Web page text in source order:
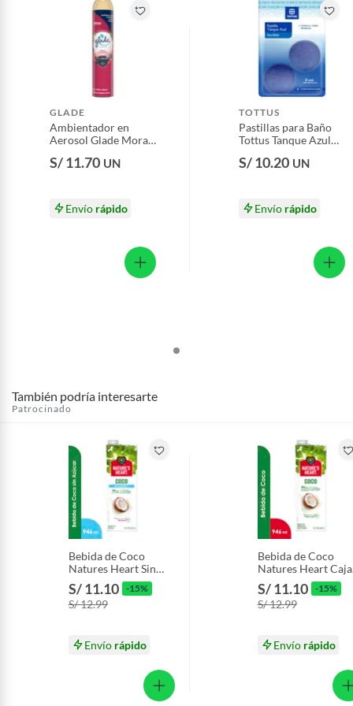
Pinturas de color a pedido.
Productos que hayan sido previamente instalados.
Motocicletas y bicicletas motorizadas.
Licores y cigarros electrónicos.
GLADE
Ambientador en
Aerosol Glade Mora
mL
S/ 11.70 UN
Envío rápido
TOTTUS
Pastillas para Baño
Tottus Tanque Azul
S/ 10.20 UN
Envío rápido
También podría interesarte
Patrocinado
Bebida de Coco
Natures Heart Sin
Azúcar Caja 946 mL
S/ 11.10 -15%
S/ 12.99
Envío rápido
Bebida de Coco
Natures Heart Caja
946 mL
S/ 11.10 -15%
S/ 12.99
Envío rápido